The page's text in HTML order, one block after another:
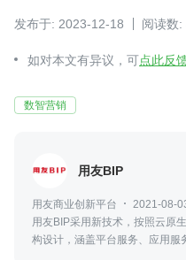
发布于: 2023-12-18 阅读数:
如对本文有异议，可点此反
数智营销
用友BIP
用友商业创新平台
2021-08-
用友BIP采用新技术，按照云原
构设计，涵盖平台服务、应用服